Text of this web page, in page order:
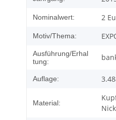
Nominalwert: 2
Motiv/Thema:
Ausführung/Erhal
tung:
Auflage:
Material: